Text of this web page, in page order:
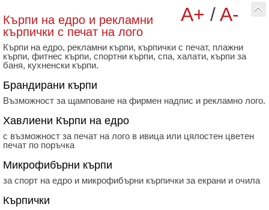
A+ /A-
Кърпи на едро и рекламни
кърпички с печат на лого
Кърпи на едро, рекламни кърпи, кърпички с печат, плажни
кърпи, фитнес кърпи, спортни кърпи, спа, халати, кърпи за
баня, кухненски кърпи.
Брандирани кърпи
Възможност за щамповане на фирмен надпис и рекламно лого.
Хавлиени Кърпи на едро
с възможност за печат на лого в ивица или цялостен цветен
печат по поръчка
Микрофибърни кърпи
за спорт на едро и микрофибърни кърпички за екрани и очила
Кърпички